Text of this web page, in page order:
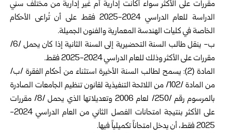
مقررات على الأكثر سواء أكانت إدارية أم غير إدارية من مختلف سني
الدراسة للعام الدراسي 2024-2025 فقط على أن تُراعى الأحكام
الخاصة في كليات الهندسة المعمارية والفنون الجميلة.
ب- ينقل طالب السنة التحضيرية إلى السنة الثانية إذا كان يحمل /6/
مقررات على الأكثر وذلك للعام الدراسي 2024-2025 فقط.
المادة (2): يسمح لطالب السنة الأخيرة استثناء من أحكام الفقرة /ب/
من المادة /102/ من اللائحة التنفيذية لقانون تنظيم الجامعات الصادرة
بالمرسوم رقم /250/ لعام 2006 وتعديلاتها الذي يحمل /8/ مقررات
على الأكثر بنتيجة امتحانات الفصل الثاني من العام الدراسي 2024-
2025 فقط، أن يدخل امتحاناً تكميلياً فيها.